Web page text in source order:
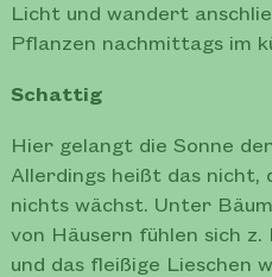
Licht und wandert
Pflanzen nachmittags im
Schattig
Hier gelangt die Sonne
Allerdings heißt das nicht,
nichts wächst. Unter
von Häusern fühlen sich
und das fleißige Lieschen